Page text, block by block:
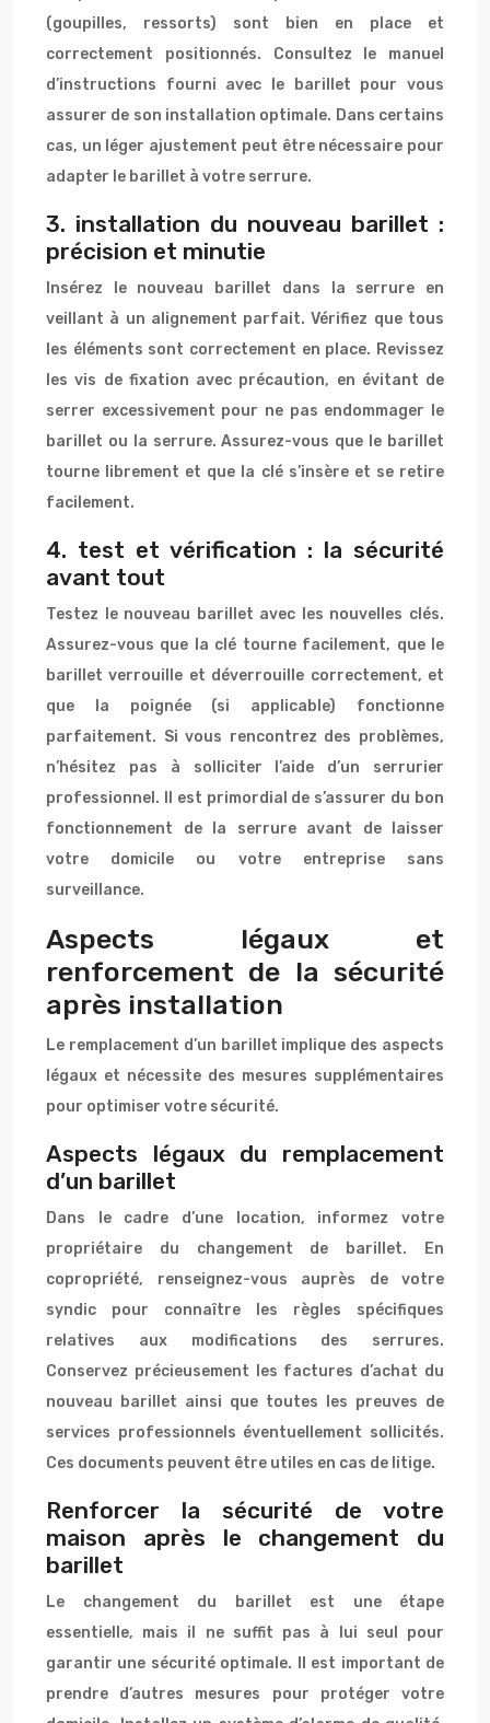
(goupilles, ressorts) sont bien en place et
correctement positionnés. Consultez le manuel
d’instructions fourni avec le barillet pour vous
assurer de son installation optimale. Dans certains
cas, un léger ajustement peut être nécessaire pour
adapter le barillet à votre serrure.
3. installation du nouveau barillet :
précision et minutie
Insérez le nouveau barillet dans la serrure en
veillant à un alignement parfait. Vérifiez que tous
les éléments sont correctement en place. Revissez
les vis de fixation avec précaution, en évitant de
serrer excessivement pour ne pas endommager le
barillet ou la serrure. Assurez-vous que le barillet
tourne librement et que la clé s’insère et se retire
facilement.
4. test et vérification : la sécurité
avant tout
Testez le nouveau barillet avec les nouvelles clés.
Assurez-vous que la clé tourne facilement, que le
barillet verrouille et déverrouille correctement, et
que la poignée (si applicable) fonctionne
parfaitement. Si vous rencontrez des problèmes,
n’hésitez pas à solliciter l’aide d’un serrurier
professionnel. Il est primordial de s’assurer du bon
fonctionnement de la serrure avant de laisser
votre domicile ou votre entreprise sans
surveillance.
Aspects légaux et
renforcement de la sécurité
après installation
Le remplacement d’un barillet implique des aspects
légaux et nécessite des mesures supplémentaires
pour optimiser votre sécurité.
Aspects légaux du remplacement
d’un barillet
Dans le cadre d’une location, informez votre
propriétaire du changement de barillet. En
copropriété, renseignez-vous auprès de votre
syndic pour connaître les règles spécifiques
relatives aux modifications des serrures.
Conservez précieusement les factures d’achat du
nouveau barillet ainsi que toutes les preuves de
services professionnels éventuellement sollicités.
Ces documents peuvent être utiles en cas de litige.
Renforcer la sécurité de votre
maison après le changement du
barillet
Le changement du barillet est une étape
essentielle, mais il ne suffit pas à lui seul pour
garantir une sécurité optimale. Il est important de
prendre d’autres mesures pour protéger votre